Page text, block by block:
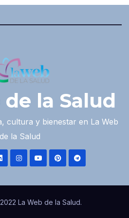
de la Salud
cultura y bienestar en La Web
de la Salud
La Web de la Salud.